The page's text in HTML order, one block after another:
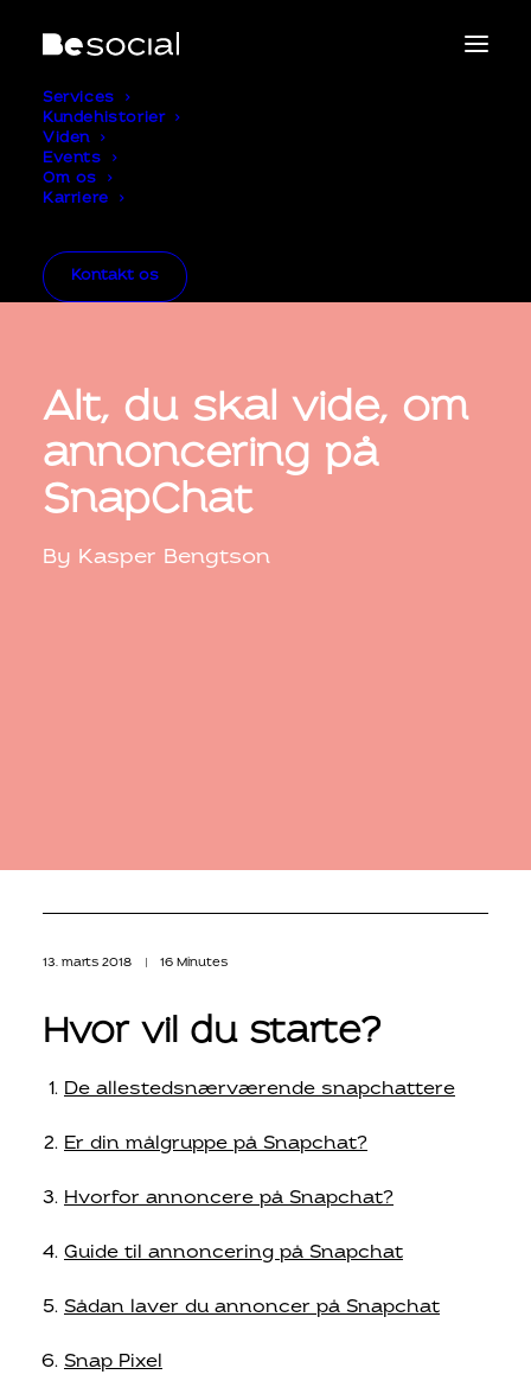
Services
Kundehistorier
Viden
Events
Om os
Karriere
Kontakt os
Alt, du skal vide, om
annoncering på
SnapChat
By Kasper Bengtson
13. marts 2018 16 Minutes
Hvor vil du starte?
De allestedsnærværende snapchattere
Er din målgruppe på Snapchat?
Hvorfor annoncere på Snapchat?
Guide til annoncering på Snapchat
Sådan laver du annoncer på Snapchat
Snap Pixel